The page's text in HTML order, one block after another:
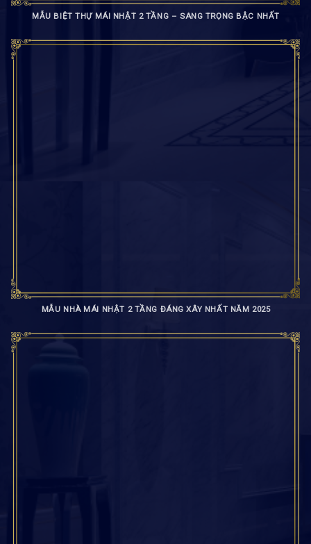
MẪU BIỆT THỰ MÁI NHẬT 2 TẦNG – SANG TRỌNG BẬC NHẤT
MẪU NHÀ MÁI NHẬT 2 TẦNG ĐÁNG XÂY NHẤT NĂM 2025